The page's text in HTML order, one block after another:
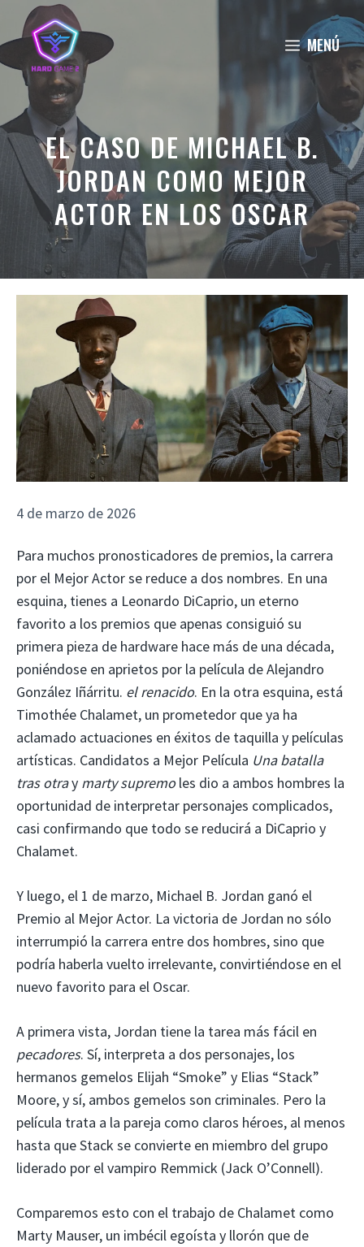
Saltar
contenido
MENÚ
EL CASO DE MICHAEL B.
JORDAN COMO MEJOR
ACTOR EN LOS OSCAR
4 de marzo de 2026
Para muchos pronosticadores de premios, la carrera
por el Mejor Actor se reduce a dos nombres. En una
esquina, tienes a Leonardo DiCaprio, un eterno
favorito a los premios que apenas consiguió su
primera pieza de hardware hace más de una década,
poniéndose en aprietos por la película de Alejandro
González Iñárritu. el renacido. En la otra esquina, está
Timothée Chalamet, un prometedor que ya ha
aclamado actuaciones en éxitos de taquilla y películas
artísticas. Candidatos a Mejor Película Una batalla
tras otray marty supremoles dio a ambos hombres la
oportunidad de interpretar personajes complicados,
casi confirmando que todo se reducirá a DiCaprio y
Chalamet.
Y luego, el 1 de marzo, Michael B. Jordan ganó el
Premio al Mejor Actor. La victoria de Jordan no sólo
interrumpió la carrera entre dos hombres, sino que
podría haberla vuelto irrelevante, convirtiéndose en el
nuevo favorito para el Oscar.
A primera vista, Jordan tiene la tarea más fácil en
pecadores. Sí, interpreta a dos personajes, los
hermanos gemelos Elijah “Smoke” y Elias “Stack”
Moore, y sí, ambos gemelos son criminales. Pero la
película trata a la pareja como claros héroes, al menos
hasta que Stack se convierte en miembro del grupo
liderado por el vampiro Remmick (Jack O’Connell).
Comparemos esto con el trabajo de Chalamet como
Marty Mauser, un imbécil egoísta y llorón que de